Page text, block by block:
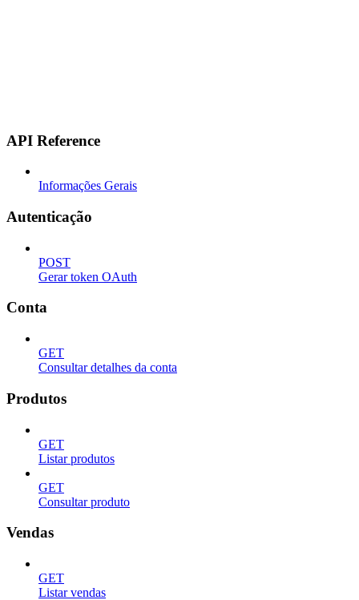
API Reference
Informações Gerais
Autenticação
POST
Gerar token OAuth
Conta
GET
Consultar detalhes da conta
Produtos
GET
Listar produtos
GET
Consultar produto
Vendas
GET
Listar vendas